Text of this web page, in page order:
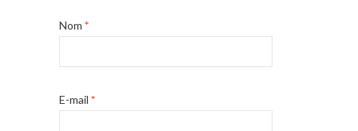
Nom *
E-mail *